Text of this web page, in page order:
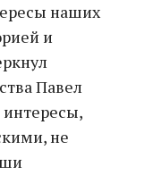
наших
и
Павел
интересы,
не